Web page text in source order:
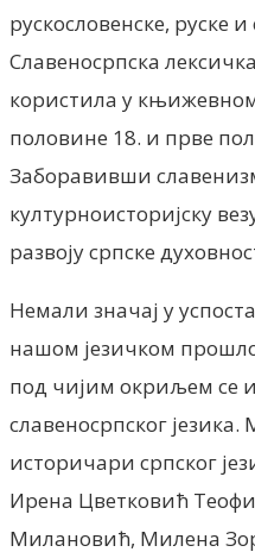
рускословенске, руске
Славеносрпска
користила у
половине 18. и прве
Заборавивши
културноисторијску
развоју српске
Немали значај у
нашом језичком
под чијим окриљем се
славеносрпског
историчари српског
Ирена Цветковић
Милановић, Милена